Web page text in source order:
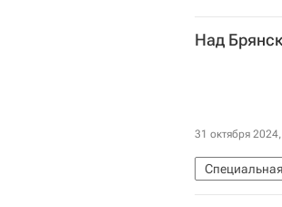
Над
31 октября